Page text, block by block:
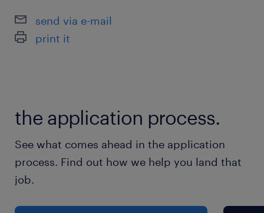
（3）9:00-18:00（実働8時間00分・休憩60分）
（4）10:30-19:30（実働8時間00分・休憩60
残業
send via e-mail
print it
the application process.
See what comes ahead in the application
process. Find out how we help you land that
job.